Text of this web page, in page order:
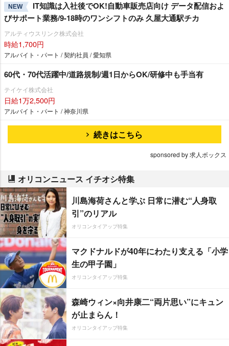
NEW
IT知識は入社後でOK!自動車販売店向け データ配信およ
びサポート業務/9-18時のワンシフトのみ 久屋大通駅チカ
アルティウスリンク株式会社
時給1,700円
アルバイト・パート / 契約社員 / 愛知県
60代・70代活躍中/道路規制/週1日からOK/研修中も手当有
テイケイ株式会社
日給1万2,500円
アルバイト・パート / 神奈川県
続きはこちら
sponsored by 求人ボックス
オリコンニュース イチオシ特集
川島海荷さんと学ぶ 日常に潜む“人身取
引”のリアル
オリコンタイアップ特集
マクドナルドが40年にわたり支える「小学
生の甲子園」
オリコンタイアップ特集
森崎ウィン×向井康二“両片思い”にキュン
が止まらん！
オリコンタイアップ特集